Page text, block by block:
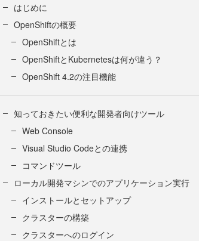
はじめに
OpenShiftの概要
OpenShiftとは
OpenShiftとKubernetesは何が違う？
OpenShift 4.2の注目機能
知っておきたい便利な開発者向けツール
Web Console
Visual Studio Codeとの連携
コマンドツール
ローカル開発マシンでのアプリケーション実行
インストールとセットアップ
クラスターの構築
クラスターへのログイン